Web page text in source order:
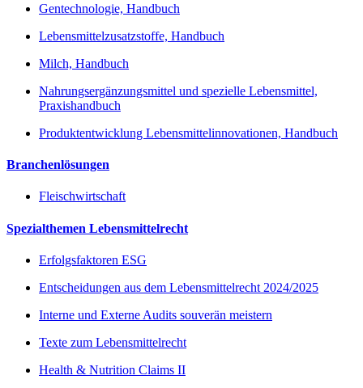
Gentechnologie, Handbuch
Lebensmittelzusatzstoffe, Handbuch
Milch, Handbuch
Nahrungsergänzungsmittel und spezielle Lebensmittel,
Praxishandbuch
Produktentwicklung Lebensmittelinnovationen, Handbuch
Branchenlösungen
Fleischwirtschaft
Spezialthemen Lebensmittelrecht
Erfolgsfaktoren ESG
Entscheidungen aus dem Lebensmittelrecht 2024/2025
Interne und Externe Audits souverän meistern
Texte zum Lebensmittelrecht
Health & Nutrition Claims II